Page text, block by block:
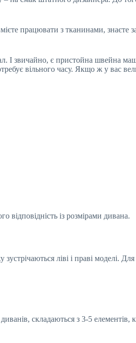
працювати з тканинами, знаєте
І звичайно, є пристойна швейна
вільного часу. Якщо ж у вас
відповідність із розмірами дивана.
ліві і праві моделі.
складаються з 3-5 елементів,